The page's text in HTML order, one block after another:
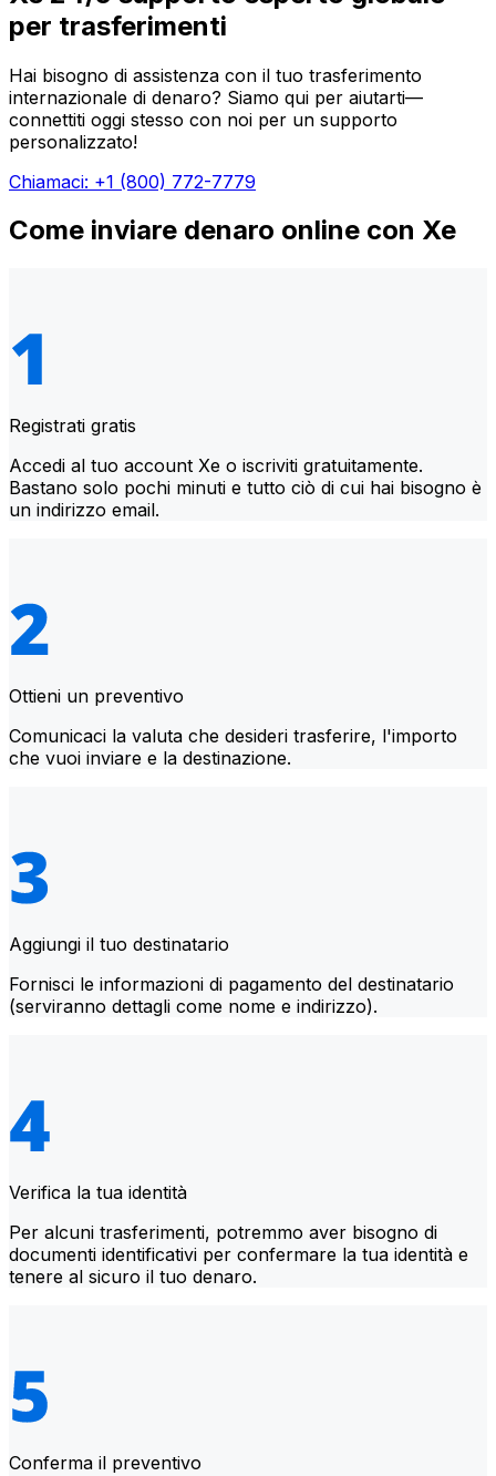
per trasferimenti
Hai bisogno di assistenza con il tuo trasferimento
internazionale di denaro? Siamo qui per aiutarti—
connettiti oggi stesso con noi per un supporto
personalizzato!
Chiamaci: +1 (800) 772-7779
Come inviare denaro online con Xe
Registrati gratis
Accedi al tuo account Xe o iscriviti gratuitamente.
Bastano solo pochi minuti e tutto ciò di cui hai bisogno è
un indirizzo email.
Ottieni un preventivo
Comunicaci la valuta che desideri trasferire, l'importo
che vuoi inviare e la destinazione.
Aggiungi il tuo destinatario
Fornisci le informazioni di pagamento del destinatario
(serviranno dettagli come nome e indirizzo).
Verifica la tua identità
Per alcuni trasferimenti, potremmo aver bisogno di
documenti identificativi per confermare la tua identità e
tenere al sicuro il tuo denaro.
Conferma il preventivo